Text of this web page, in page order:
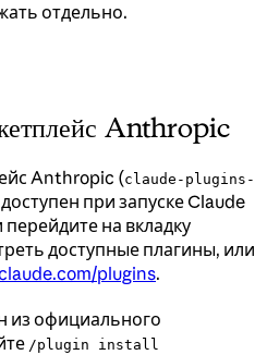
отдельно.
Anthropic
Anthropic (claude-plugins-
при запуске Claude
перейдите на вкладку
доступные плагины, или
plugins.
из официального
/plugin install